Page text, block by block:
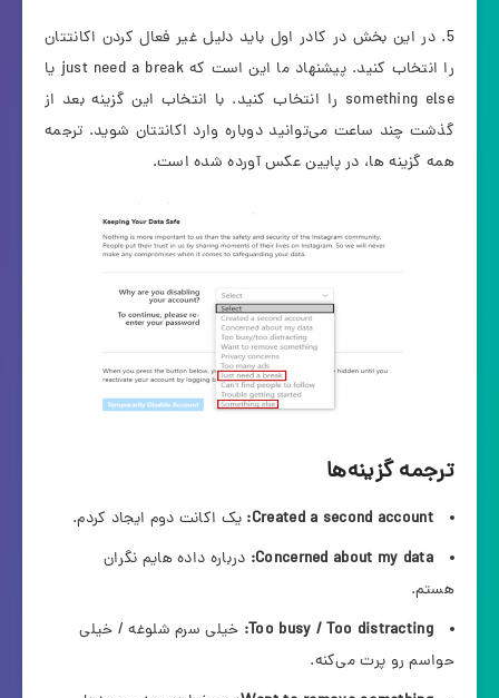
5. در این بخش در کادر اول باید دلیل غیر فعال کردن اکانتتان
را انتخاب کنید. پیشنهاد ما این است که just need a break یا
something else را انتخاب کنید. با انتخاب این گزینه بعد از
گذشت چند ساعت می‌توانید دوباره وارد اکانتتان شوید. ترجمه
همه گزینه ها، در پایین عکس آورده شده است.
ترجمه گزینه‌ها
Created a second account: یک اکانت دوم ایجاد کردم.
Concerned about my data: درباره داده هایم نگران
هستم.
Too busy / Too distracting: خیلی سرم شلوغه / خیلی
حواسم رو پرت می‌کنه.